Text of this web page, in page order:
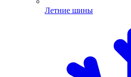
Летние шины